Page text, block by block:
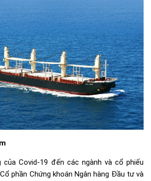
Covid-19 đến các ngành và cổ phiếu
phần Chứng khoán Ngân hàng Đầu tư và